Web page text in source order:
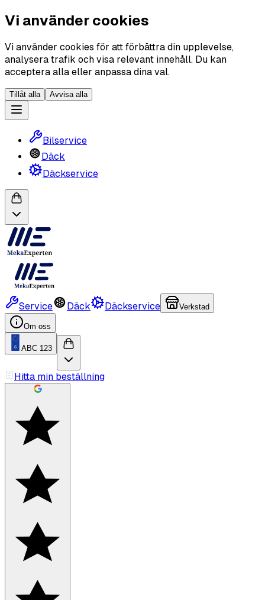
Vi använder cookies
Vi använder cookies för att förbättra din upplevelse,
analysera trafik och visa relevant innehåll. Du kan
acceptera alla eller anpassa dina val.
Tillåt alla Avvisa alla
Bilservice
Däck
Däckservice
Service Däck Däckservice Verkstad
Om oss
ABC 123
Hitta min beställning